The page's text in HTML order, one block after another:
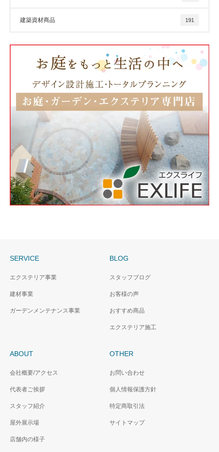
建築資材商品 191
SERVICE
エクステリア事業
建材事業
ガーデンメンテナンス事業
BLOG
スタッフブログ
お客様の声
おすすめ商品
エクステリア施工
ABOUT
会社概要/アクセス
代表者ご挨拶
スタッフ紹介
屋外展示場
店舗内の様子
OTHER
お問い合わせ
個人情報保護方針
特定商取引法
サイトマップ